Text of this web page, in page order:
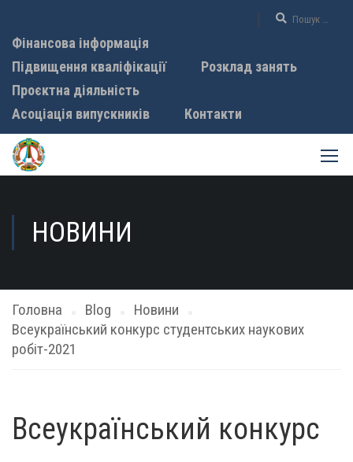
Фінансова інформація
Підвищення кваліфікації
Розклад занять
Проєктна діяльність
Асоціація випускників
Контакти
НОВИНИ
Головна Blog
Новини
Всеукраїнський конкурс студентських наукових
робіт-2021
Всеукраїнський конкурс